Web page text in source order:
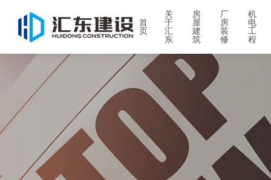
首
页
关
于
汇
东
房
屋
建
筑
厂
房
装
修
机
电
工
程